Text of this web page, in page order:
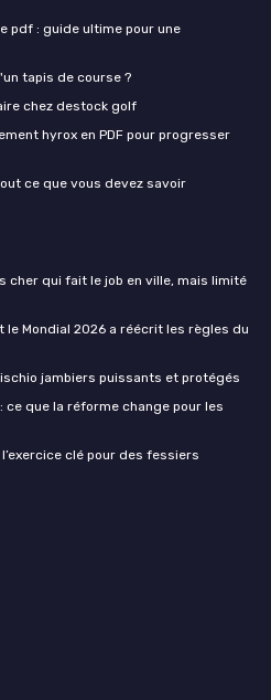
pdf : guide ultime pour une
tapis de course ?
chez destock golf
hyrox en PDF pour progresser
ce que vous devez savoir
cher qui fait le job en ville, mais limité
Mondial 2026 a réécrit les règles du
jambiers puissants et protégés
que la réforme change pour les
clé pour des fessiers